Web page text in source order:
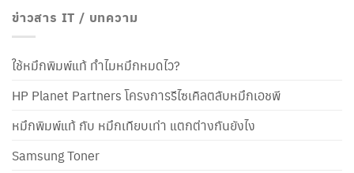
ข่าวสาร IT / บทความ
ใช้หมึกพิมพ์แท้ ทำไมหมึกหมดไว?
HP Planet Partners โครงการรีไซเคิลตลับหมึกเอชพี
หมึกพิมพ์แท้ กับ หมึกเทียบเท่า แตกต่างกันยังไง
Samsung Toner